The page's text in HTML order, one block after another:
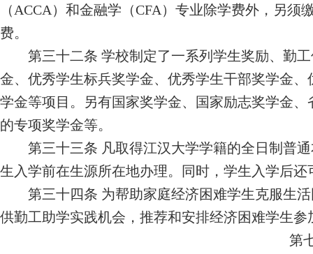
（ ACCA）和金融学（CFA）专业除学费外，另须
费。
第三十二条 学校制定了一系列学生奖励、勤
金、优秀学生标兵奖学金、优秀学生干部奖学金
学金等项目。另有国家奖学金、国家励志奖学金
的专项奖学金等。
第三十三条 凡取得江汉大学学籍的全日制普
生入学前在生源所在地办理。同时，学生入学后还
第三十四条 为帮助家庭经济困难学生克服生
供勤工助学实践机会，推荐和安排经济困难学生参
第